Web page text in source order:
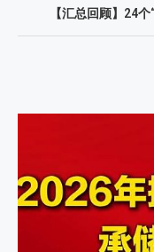
【汇总回顾】24